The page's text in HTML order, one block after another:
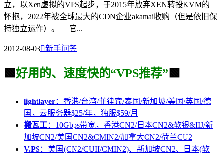
立，以Xen虚拟的VPS起步，于2015年放弃XEN转投KVM的
怀抱，2022年被全球最大的CDN企业akamai收购（但是依旧保
持独立运作）。 官...
2012-08-03新手问答
🟩 好用的、速度快的“VPS推荐” 🟩
lightlayer：香港/台湾/菲律宾/泰国/新加坡/美国/英国/德
国，云服务器$25/年，独服$59/月
搬瓦工：10Gbps带宽，香港CN2/日本CN2&软银&IIJ/新
加坡CN2/美国CN2&CMIN2/加拿大CN2/荷兰CU2
V.PS：美国(CN2/CUII/CMIN2)、新加坡CN2、日本(软